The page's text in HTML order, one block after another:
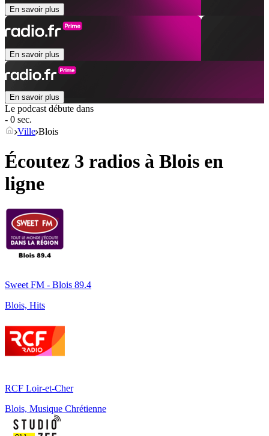
En savoir plus
En savoir plus
En savoir plus
Le podcast débute dans
- 0 sec.
Ville Blois
Écoutez 3 radios à Blois en
ligne
Sweet FM - Blois 89.4
Blois, Hits
RCF Loir-et-Cher
Blois, Musique Chrétienne